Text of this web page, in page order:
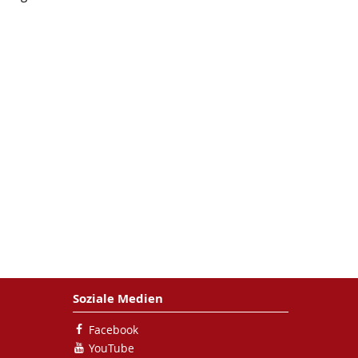
Soziale Medien
Facebook
YouTube